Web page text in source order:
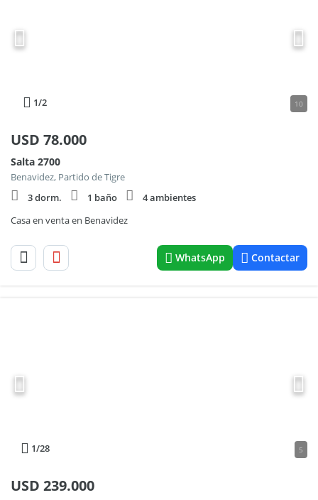
1/2 10
USD 78.000
Salta 2700
Benavidez, Partido de Tigre
3 dorm.
1 baño
4 ambientes
Casa en venta en Benavidez
WhatsApp Contactar
1/28 5
USD 239.000